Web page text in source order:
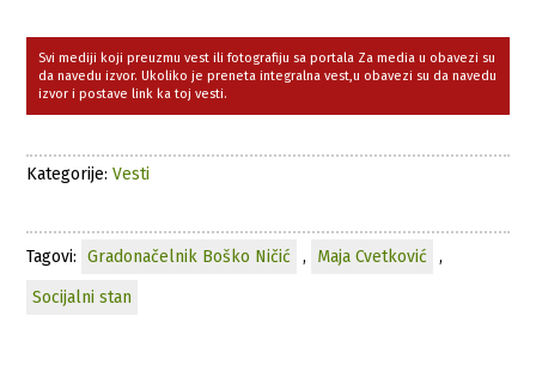
Svi mediji koji preuzmu vest ili fotografiju sa portala Za media u obavezi su
da navedu izvor. Ukoliko je preneta integralna vest,u obavezi su da navedu
izvor i postave link ka toj vesti.
Kategorije:Vesti
Tagovi: Gradonačelnik Boško Ničić , Maja Cvetković
,
Socijalni stan